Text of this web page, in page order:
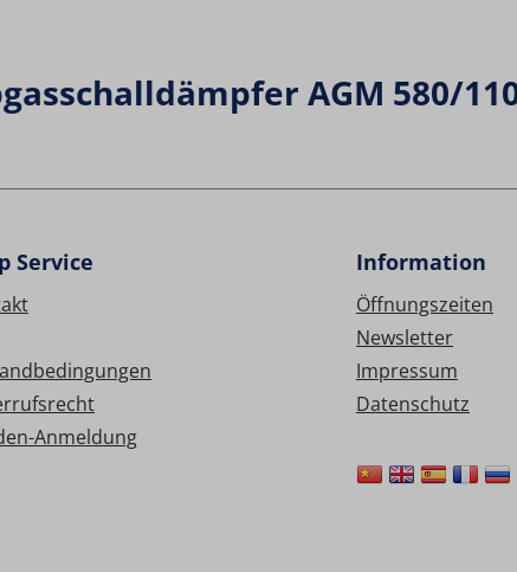
AGM 580/
Service
Anmeldung
Information
Öffnungszeiten
Newsletter
Impressum
Datenschutz